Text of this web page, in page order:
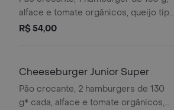
alface e tomate orgânicos, queijo tipo
cheddar e maionese artesanal - não
R$ 54,00
Cheeseburger Junior Super
Pão crocante, 2 hamburgers de 130
g* cada, alface e tomate orgânicos,